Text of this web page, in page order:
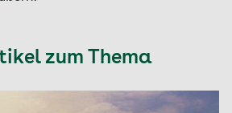
zum Thema